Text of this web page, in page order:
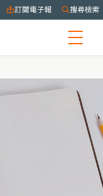
訂閱電子報 搜尋檢索